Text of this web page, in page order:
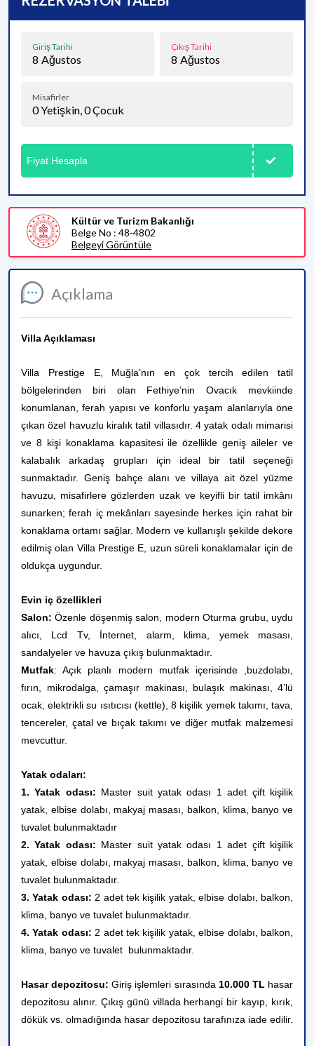
Açıklama
Villa Açıklaması
Villa Prestige E, Muğla’nın en çok tercih edilen tatil
bölgelerinden biri olan Fethiye’nin Ovacık mevkiinde
konumlanan, ferah yapısı ve konforlu yaşam alanlarıyla öne
çıkan özel havuzlu kiralık tatil villasıdır. 4 yatak odalı mimarisi
ve 8 kişi konaklama kapasitesi ile özellikle geniş aileler ve
kalabalık arkadaş grupları için ideal bir tatil seçeneği
sunmaktadır. Geniş bahçe alanı ve villaya ait özel yüzme
havuzu, misafirlere gözlerden uzak ve keyifli bir tatil imkânı
sunarken; ferah iç mekânları sayesinde herkes için rahat bir
konaklama ortamı sağlar. Modern ve kullanışlı şekilde dekore
edilmiş olan Villa Prestige E, uzun süreli konaklamalar için de
oldukça uygundur.
Evin iç özellikleri
Salon:Özenle döşenmiş salon, modern Oturma grubu, uydu
alıcı, Lcd Tv, İnternet, alarm, klima, yemek masası,
sandalyeler ve havuza çıkış bulunmaktadır.
Mutfak: Açık planlı modern mutfak içerisinde ,buzdolabı,
fırın, mikrodalga, çamaşır makinası, bulaşık makinası, 4’lü
ocak, elektrikli su ısıtıcısı (kettle), 8 kişilik yemek takımı, tava,
tencereler, çatal ve bıçak takımı ve diğer mutfak malzemesi
mevcuttur.
Yatak odaları:
1. Yatak odası: Master suit yatak odası 1 adet çift kişilik
yatak, elbise dolabı, makyaj masası, balkon, klima, banyo ve
tuvalet bulunmaktadır
2. Yatak odası: Master suit yatak odası 1 adet çift kişilik
yatak, elbise dolabı, makyaj masası, balkon, klima, banyo ve
tuvalet bulunmaktadır.
3. Yatak odası: 2 adet tek kişilik yatak, elbise dolabı, balkon,
klima, banyo ve tuvalet bulunmaktadır.
4. Yatak odası: 2 adet tek kişilik yatak, elbise dolabı, balkon,
klima, banyo ve tuvalet bulunmaktadır.
Hasar depozitosu: Giriş işlemleri sırasında 10.000 TL hasar
depozitosu alınır. Çıkış günü villada herhangi bir kayıp, kırık,
dökük vs. olmadığında hasar depozitosu tarafınıza iade edilir.
Giriş Tarihi
8 Ağustos
Çıkış Tarihi
8 Ağustos
Misafirler
0Yetişkin,0Çocuk
Fiyat Hesapla
Kültür ve Turizm Bakanlığı
Belge No : 48-4802
Belgeyi Görüntüle